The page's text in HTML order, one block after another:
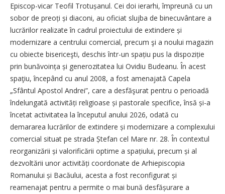
Episcop-vicar Teofil Trotușanul. Cei doi ierarhi, împreună cu un
sobor de preoți și diaconi, au oficiat slujba de binecuvântare a
lucră­rilor realizate în cadrul proiectului de extindere și
modernizare a centrului comercial, precum şi a noului magazin
cu obiecte bisericeşti, deschis într-un spațiu pus la dispoziție
prin bunăvoința și generozitatea lui Ovidiu Budeanu. În acest
spaţiu, începând cu anul 2008, a fost amenajată Capela
„Sfântul Apostol Andrei”, care a desfăşurat pentru o perioadă
îndelungată activități religioase și pastorale specifice, însă și-a
încetat activitatea la începutul anului 2026, odată cu
demararea lucrărilor de extindere și modernizare a complexului
comercial situat pe strada Ștefan cel Mare nr. 28. În contextul
reorganizării și valorificării optime a spațiului, precum și al
dezvoltării unor activități coordonate de Arhiepiscopia
Romanului și Ba­căului, acesta a fost reconfigurat și
reamenajat pentru a permite o mai bună desfășurare a